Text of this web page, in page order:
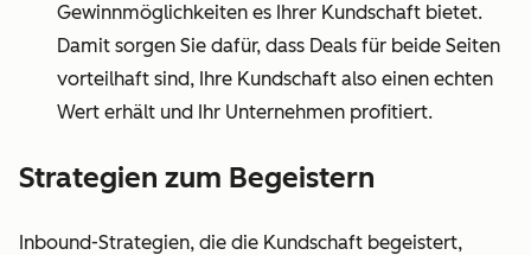
Gewinnmöglichkeiten es Ihrer Kundschaft bietet.
Damit sorgen Sie dafür, dass Deals für beide Seiten
vorteilhaft sind, Ihre Kundschaft also einen echten
Wert erhält und Ihr Unternehmen profitiert.
Strategien zum Begeistern
Inbound-Strategien, die die Kundschaft begeistert,